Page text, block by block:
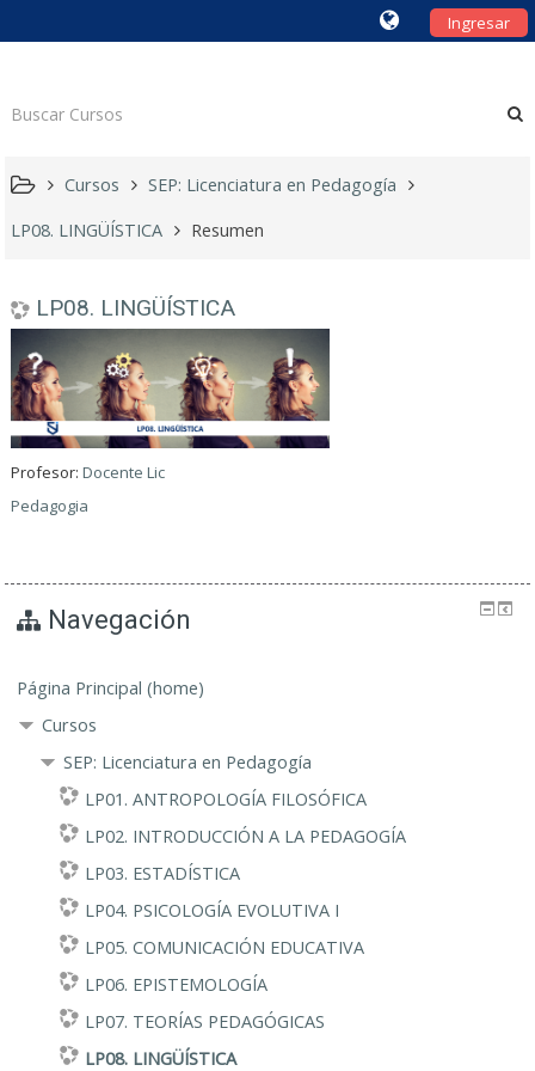
Ingresar
Cursos
SEP: Licenciatura en Pedagogía
LP08. LINGÜÍSTICA
Resumen
LP08. LINGÜÍSTICA
Profesor:Docente Lic
Pedagogia
Navegación
Página Principal (home)
Cursos
SEP: Licenciatura en Pedagogía
LP01. ANTROPOLOGÍA FILOSÓFICA
LP02. INTRODUCCIÓN A LA PEDAGOGÍA
LP03. ESTADÍSTICA
LP04. PSICOLOGÍA EVOLUTIVA I
LP05. COMUNICACIÓN EDUCATIVA
LP06. EPISTEMOLOGÍA
LP07. TEORÍAS PEDAGÓGICAS
LP08. LINGÜÍSTICA